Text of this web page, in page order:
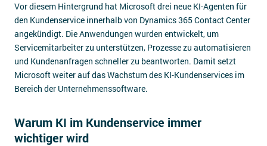
Vor diesem Hintergrund hat Microsoft drei neue KI-Agenten für
den Kundenservice innerhalb von Dynamics 365 Contact Center
angekündigt. Die Anwendungen wurden entwickelt, um
Servicemitarbeiter zu unterstützen, Prozesse zu automatisieren
und Kundenanfragen schneller zu beantworten. Damit setzt
Microsoft weiter auf das Wachstum des KI-Kundenservices im
Bereich der Unternehmenssoftware.
Warum KI im Kundenservice immer
wichtiger wird